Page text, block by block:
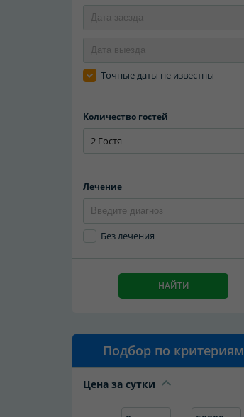
Точные даты не известны
Количество гостей
2 Гостя
Лечение
Без лечения
НАЙТИ
Подбор по критериям
Цена за сутки